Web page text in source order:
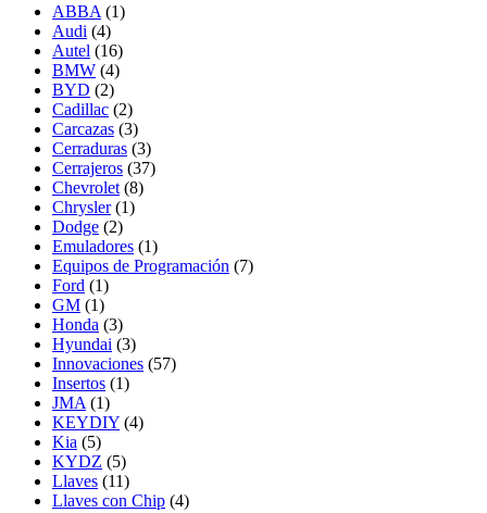
ABBA (1)
Audi (4)
Autel (16)
BMW (4)
BYD (2)
Cadillac (2)
Carcazas (3)
Cerraduras (3)
Cerrajeros (37)
Chevrolet (8)
Chrysler (1)
Dodge (2)
Emuladores (1)
Equipos de Programación (7)
Ford (1)
GM (1)
Honda (3)
Hyundai (3)
Innovaciones (57)
Insertos (1)
JMA (1)
KEYDIY (4)
Kia (5)
KYDZ (5)
Llaves (11)
Llaves con Chip (4)